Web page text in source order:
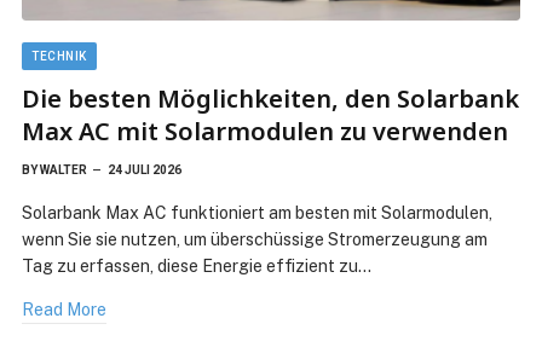
TECHNIK
Die besten Möglichkeiten, den Solarbank
Max AC mit Solarmodulen zu verwenden
BYWALTER 24 JULI 2026
Solarbank Max AC funktioniert am besten mit Solarmodulen,
wenn Sie sie nutzen, um überschüssige Stromerzeugung am
Tag zu erfassen, diese Energie effizient zu…
Read More